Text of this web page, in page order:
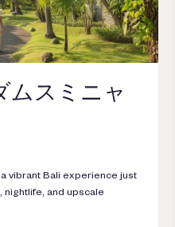
ムスミニャ
vibrant Bali experience just
and upscale